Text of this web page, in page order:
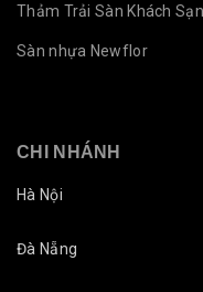
Thảm Trải Sàn Khách Sạn
Sàn nhựa Newflor
CHI NHÁNH
Hà Nội
Đà Nẵng